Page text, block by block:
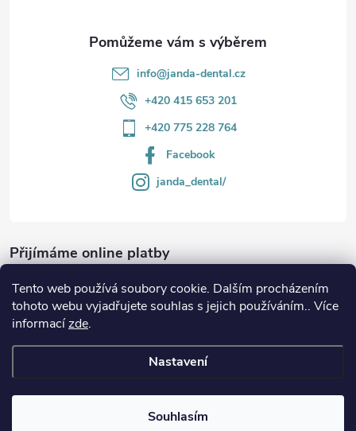
Tento web používá soubory cookie. Dalším procházením
tohoto webu vyjadřujete souhlas s jejich používáním.. Více
informacízde.
Nastavení
Souhlasím
info@janda-dental.cz
+420 415 653 201
+420 775 228 764
Facebook
janda_dental/
Přijímáme online platby
Copyright 2026JANDA-DENTAL.cz. Všechna práva vyhrazena.